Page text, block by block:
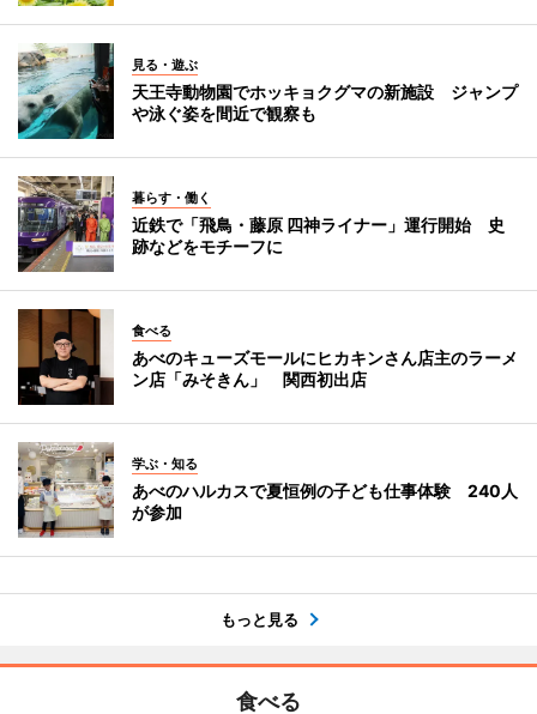
見る・遊ぶ
天王寺動物園でホッキョクグマの新施設 ジャンプ
や泳ぐ姿を間近で観察も
暮らす・働く
近鉄で「飛鳥・藤原 四神ライナー」運行開始 史
跡などをモチーフに
食べる
あべのキューズモールにヒカキンさん店主のラーメ
ン店「みそきん」 関西初出店
学ぶ・知る
あべのハルカスで夏恒例の子ども仕事体験 240人
が参加
もっと見る
食べる